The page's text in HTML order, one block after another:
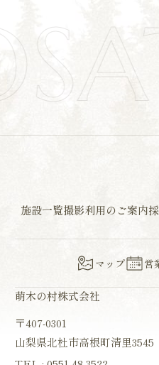
施設一覧撮影利用のご案内
マップ 営
萌木の村株式会社
〒407-0301
山梨県北杜市高根町清里3545